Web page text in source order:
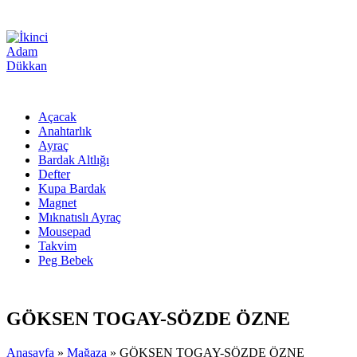
Açacak
Anahtarlık
Ayraç
Bardak Altlığı
Defter
Kupa Bardak
Magnet
Mıknatıslı Ayraç
Mousepad
Takvim
Peg Bebek
GÖKSEN TOGAY-SÖZDE ÖZNE
Anasayfa » Mağaza » GÖKSEN TOGAY-SÖZDE ÖZNE